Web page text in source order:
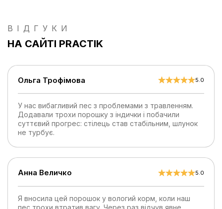
ВІДГУКИ
НА САЙТІ PRACTIK
Ольга Трофімова 5.0
У нас вибагливий пес з проблемами з травленням.
Додавали трохи порошку з індички і побачили
суттєвий прогрес: стілець став стабільним, шлунок
не турбує.
Анна Величко 5.0
Я вносила цей порошок у вологий корм, коли наш
пес трохи втратив вагу. Через раз відчув явне